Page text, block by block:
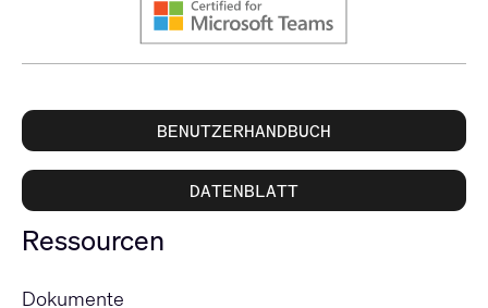
BENUTZERHANDBUCH
DATENBLATT
Ressourcen
Dokumente